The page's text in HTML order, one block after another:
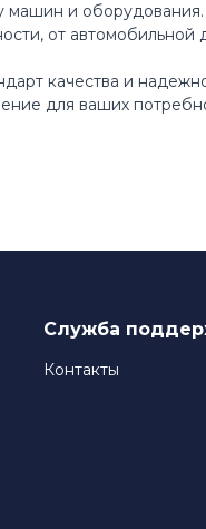
и
от автомобильной
качества и
для ваших
Служба
Контакты